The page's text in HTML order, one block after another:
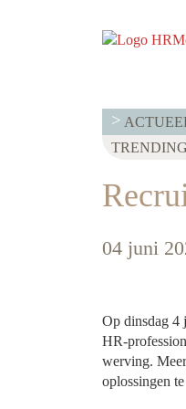
TRENDING
04 juni
Op dinsdag 4
HR-
werving.
oplossingen